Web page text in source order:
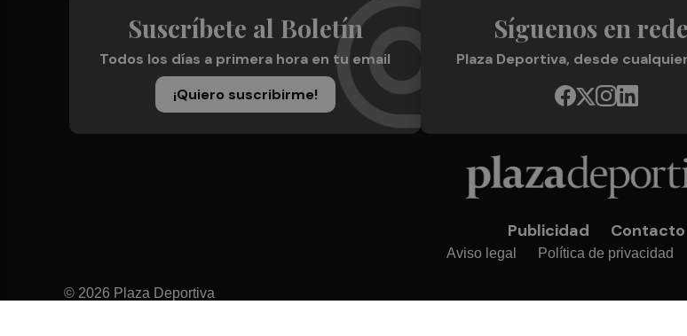
Suscríbete al Boletín
Todos los días a primera hora en tu email
¡Quiero suscribirme!
Síguenos en
Plaza Deportiva, desde
Publicidad Contacto
Aviso legal Política de privacidad
© 2026 Plaza Deportiva